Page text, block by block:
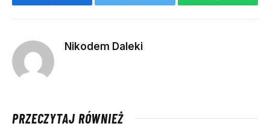
Facebook Twitter WhatsApp
Nikodem Daleki
PRZECZYTAJ RÓWNIEŻ